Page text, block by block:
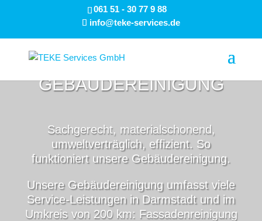
061 51 - 30 77 9 88
info@teke-services.de
GEBÄUDE­REINIGUNG
Sachgerecht, materialschonend,
umweltverträglich, effizient. So
funktioniert unsere Gebäudereinigung.
Unsere Gebäudereinigung umfasst viele
Service-Leistungen in Darmstadt und im
Umkreis von 200 km: Fassadenreinigung